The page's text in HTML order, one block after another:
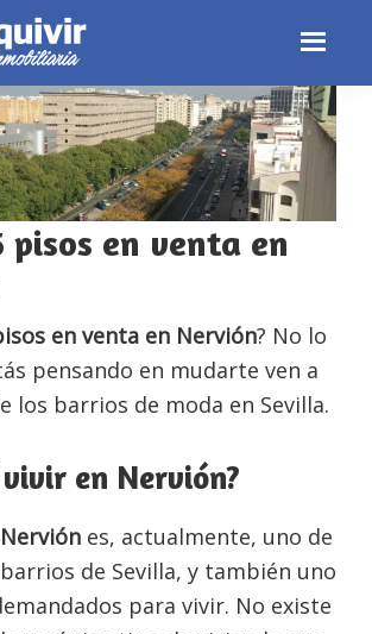
pisos en venta en
en venta en Nervión? No lo
pensando en mudarte ven a
los barrios de moda en Sevilla.
vivir en Nervión?
es, actualmente, uno de
de Sevilla, y también uno
para vivir. No existe